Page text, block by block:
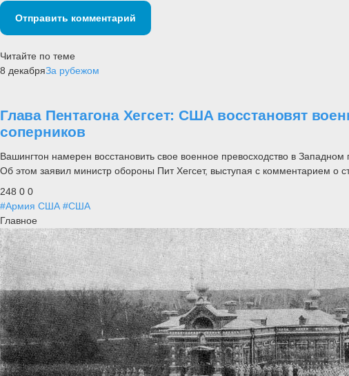
Отправить комментарий
Читайте по теме
8 декабряЗа рубежом
Глава Пентагона Хегсет: США восстановят
соперников
Вашингтон намерен восстановить свое военное превосходство в
Об этом заявил министр обороны Пит Хегсет, выступая с комментарием о
248 0 0
#Армия США #США
Главное